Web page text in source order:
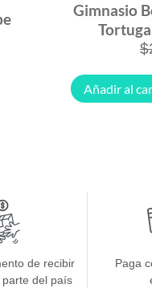
Gimnasio
$
Añadir al
de recibir
del país
Paga